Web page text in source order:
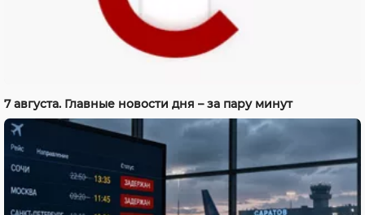
7 августа. Главные новости дня – за пару минут